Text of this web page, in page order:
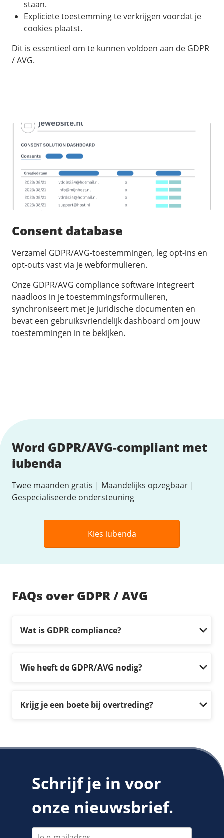
staan.
Expliciete toestemming te verkrijgen voordat je
cookies plaatst.
Dit is essentieel om te kunnen voldoen aan de GDPR
/ AVG.
Consent database
Verzamel GDPR/AVG-toestemmingen, leg opt-ins en
opt-outs vast via je webformulieren.
Onze GDPR/AVG compliance software integreert
naadloos in je toestemmingsformulieren,
synchroniseert met je juridische documenten en
bevat een gebruiksvriendelijk dashboard om jouw
toestemmingen in te bekijken.
Word GDPR/AVG-compliant met
iubenda
Twee maanden gratis | Maandelijks opzegbaar |
Gespecialiseerde ondersteuning
Kies iubenda
FAQs over GDPR / AVG
Wat is GDPR compliance?
Wie heeft de GDPR/AVG nodig?
Krijg je een boete bij overtreding?
Schrijf je in voor
onze nieuwsbrief.